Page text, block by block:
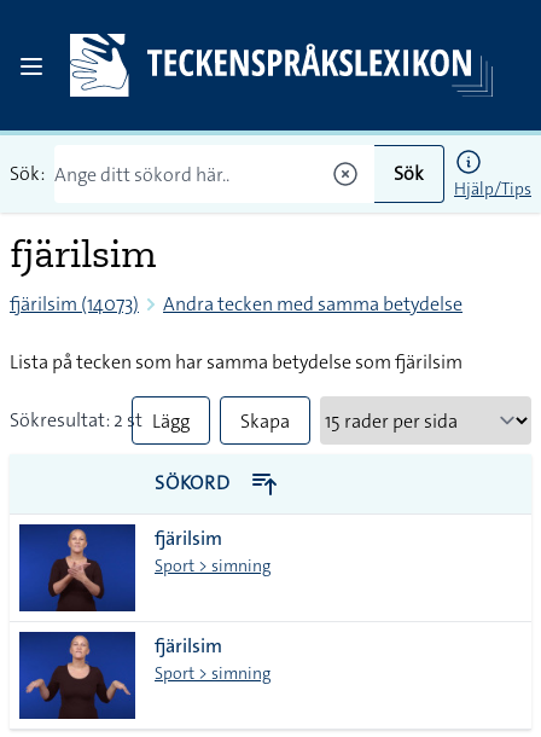
Sök: Sök
Hjälp/Tips
fjärilsim
fjärilsim (14073) Andra tecken med samma betydelse
Lista på tecken som har samma betydelse som fjärilsim
Sökresultat: 2 st Lägg
till
alla i
lista
Skapa
PDF
SÖKORD
fjärilsim
Sport > simning
fjärilsim
Sport > simning